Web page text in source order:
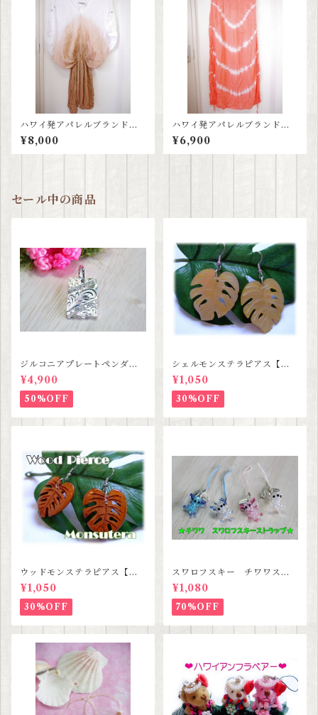
ハワイ発アパレルブランド≪
ティアレハワイ tiare hawaii
≫ グラデーションワンピース
¥8,000
ハワイ発アパレルブランド≪
ティアレハワイ tiare hawaii
≫ コーラルピンクスカート
¥6,900
セール中の商品
ジルコニアプレートペンダン
ト【ハワイアンジュエリー】S
ALE
¥4,900
50%OFF
シェルモンステラピアス【ハ
ワイアンジュエリー】SALE
¥1,050
30%OFF
ウッドモンステラピアス【ハ
ワイアンジュエリー】
¥1,050
30%OFF
スワロフスキー チワワスト
ラップ 【３種類セットセー
ル価格】
¥1,080
70%OFF